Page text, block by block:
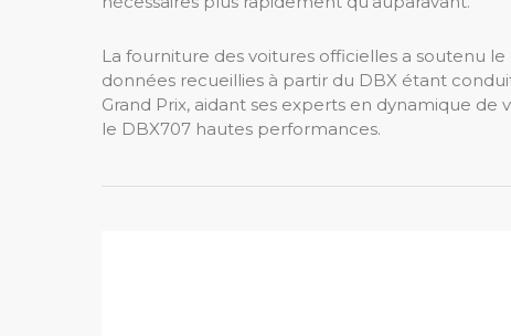
La fourniture des voitures officielles a soutenu
données recueillies à partir du DBX étant
Grand Prix, aidant ses experts en dynamique
le DBX707 hautes performances.